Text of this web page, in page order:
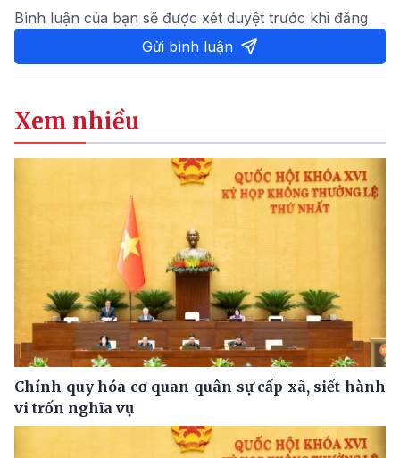
Bình luận của bạn sẽ được xét duyệt trước khi đăng
Gửi bình luận
Xem nhiều
Chính quy hóa cơ quan quân sự cấp xã, siết hành
vi trốn nghĩa vụ